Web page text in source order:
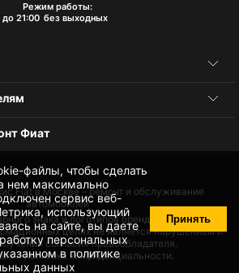
файлы, чтобы сделать
нем максимально
сервис веб-
использующий
на сайте, вы даете
персональных
в политике
данных
Принять
Режим работы:
до 21:00 без выходных
Фиат
Fiat в Москве – ремонт и обслуживание
автомобилей
знака и логотипов бренда происходит
целях не является нарушением и
согласия правообладателя.
и политика конфиденциальности.